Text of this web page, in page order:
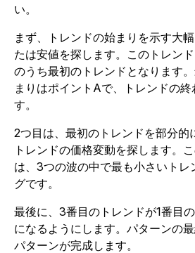
い。
まず、トレンドの始まりを示す大
たは安値を探します。このトレン
のうち最初のトレンドとなります
まりはポイントAで、トレンドの
す。
2つ目は、最初のトレンドを部分的
トレンドの価格変動を探します。
は、3つの波の中で最も小さいトレ
グです。
最後に、3番目のトレンドが1番目
になるようにします。パターンの
パターンが完成します。